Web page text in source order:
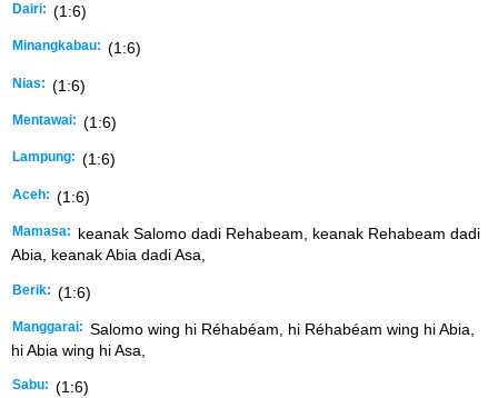
Dairi: (1:6)
Minangkabau: (1:6)
Nias: (1:6)
Mentawai: (1:6)
Lampung: (1:6)
Aceh: (1:6)
Mamasa:
keanak Salomo dadi Rehabeam, keanak Rehabeam dadi
Abia, keanak Abia dadi Asa,
Berik: (1:6)
Manggarai: Salomo wing hi Réhabéam, hi Réhabéam wing hi Abia,
hi Abia wing hi Asa,
Sabu: (1:6)